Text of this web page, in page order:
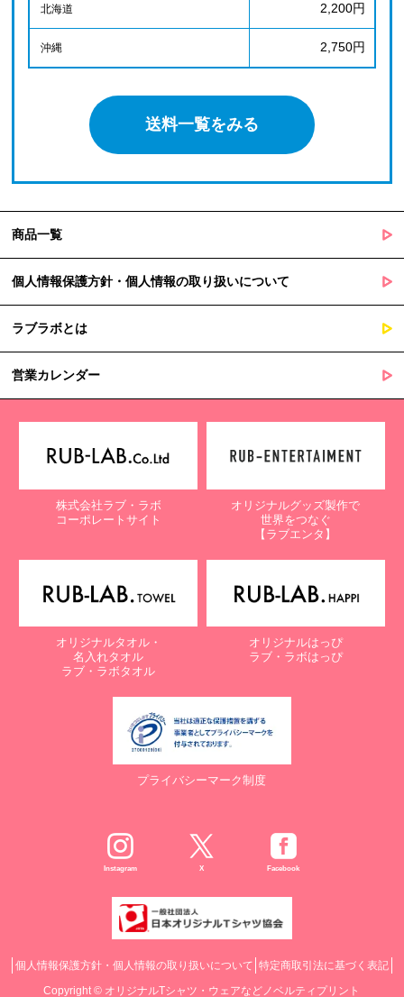
北海道 2,200円
沖縄 2,750円
送料一覧をみる
商品一覧
個人情報保護方針・個人情報の取り扱いについて
ラブラボとは
営業カレンダー
株式会社ラブ・ラボ
コーポレートサイト
オリジナルグッズ製作で
世界をつなぐ
【ラブエンタ】
オリジナルタオル・
名入れタオル
ラブ・ラボタオル
オリジナルはっぴ
ラブ・ラボはっぴ
プライバシーマーク制度
Instagram X Facebook
個人情報保護方針・個人情報の取り扱いについて 特定商取引法に基づく表記
Copyright © オリジナルTシャツ・ウェアなどノベルティプリント